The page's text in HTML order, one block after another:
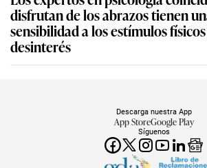
disfrutan de los abrazos tienen
sensibilidad a los estímulos
desinterés
Síguenos
Descarga nuestra App
App StoreGoogle Play